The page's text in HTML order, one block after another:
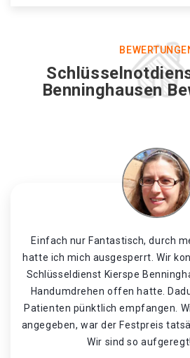
Benninghausen
Einfach nur Fantastisch, durch
hatte ich mich ausgesperrt. Wir
Schlüsseldienst Kierspe
Handumdrehen offen hatte.
Patienten pünktlich empfangen.
angegeben, war der Festpreis
Wir sind so